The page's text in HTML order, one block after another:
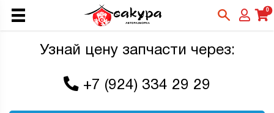
0
Узнай цену запчасти через:
+7 (924) 334 29 29